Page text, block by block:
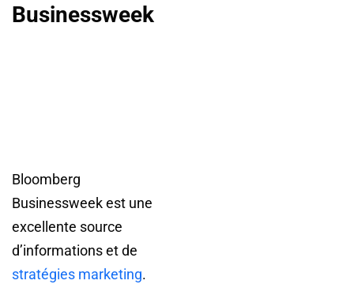
Businessweek
Bloomberg
Businessweek est une
excellente source
d’informations et de
stratégies marketing.